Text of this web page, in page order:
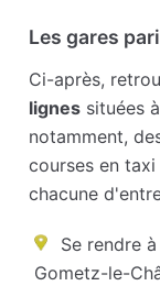
Les gares
Ci-après,
lignes situées
notamment,
courses en
chacune
Se rendre
Gometz-le-